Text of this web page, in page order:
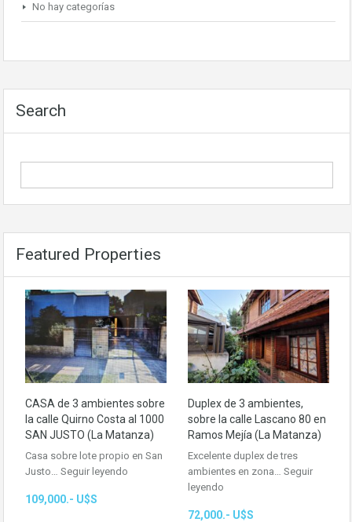
No hay categorías
Search
Featured Properties
CASA de 3 ambientes sobre
la calle Quirno Costa al 1000
SAN JUSTO (La Matanza)
Casa sobre lote propio en San
Justo… Seguir leyendo
109,000.- U$S
Duplex de 3 ambientes,
sobre la calle Lascano 80 en
Ramos Mejía (La Matanza)
Excelente duplex de tres
ambientes en zona… Seguir
leyendo
72,000.- U$S